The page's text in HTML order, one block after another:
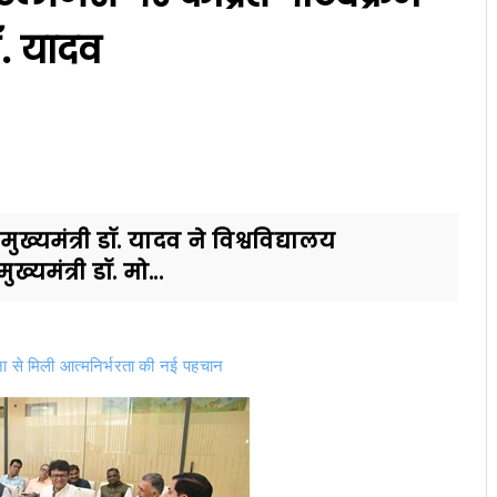
यादव
डॉ. यादव ने विश्वविद्यालय
डॉ. मो...
मिली आत्मनिर्भरता की नई पहचान